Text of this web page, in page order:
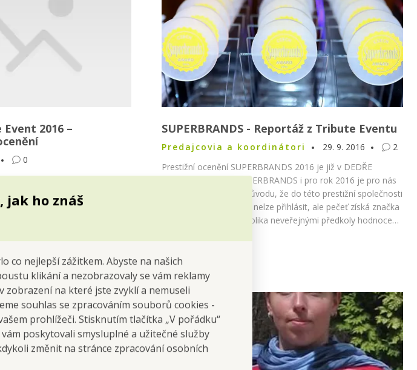
jak ho znáš
co nejlepší zážitkem. Abyste na našich
klikání a nezobrazovaly se vám reklamy
zobrazení na které jste zvyklí a nemuseli
souhlas se zpracováním souborů cookies -
prohlížeči. Stisknutím tlačítka „V pořádku“
poskytovali smysluplné a užitečné služby
změnit na stránce zpracování osobních
2016 –
0
je slavnostní večer Tribute
ke konci září. Je to pomyslné
kde dochází k osobnímu
Ročenky, což je kniha
SUPERBRANDS - Reportáž z Tribute Eventu
Predajcovia a koordinátori 29. 9. 2016
2
Prestižní ocenění SUPERBRANDS 2016 je již v DEDŘE
velká čest. Už z toho důvodu, že do této prestižní společnosti
významných značek se nelze přihlásit, ale pečeť získá značka
až poté, co projde několika neveřejnými předkoly hodnocení